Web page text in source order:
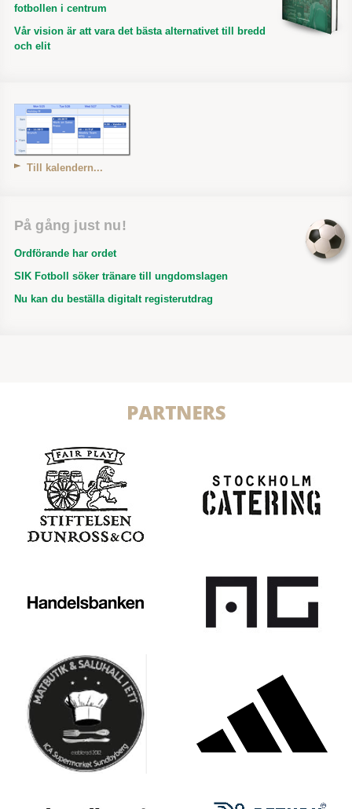
fotbollen i centrum
Vår vision är att vara det bästa alternativet till bredd
och elit
Till kalendern...
På gång just nu!
Ordförande har ordet
SIK Fotboll söker tränare till ungdomslagen
Nu kan du beställa digitalt registerutdrag